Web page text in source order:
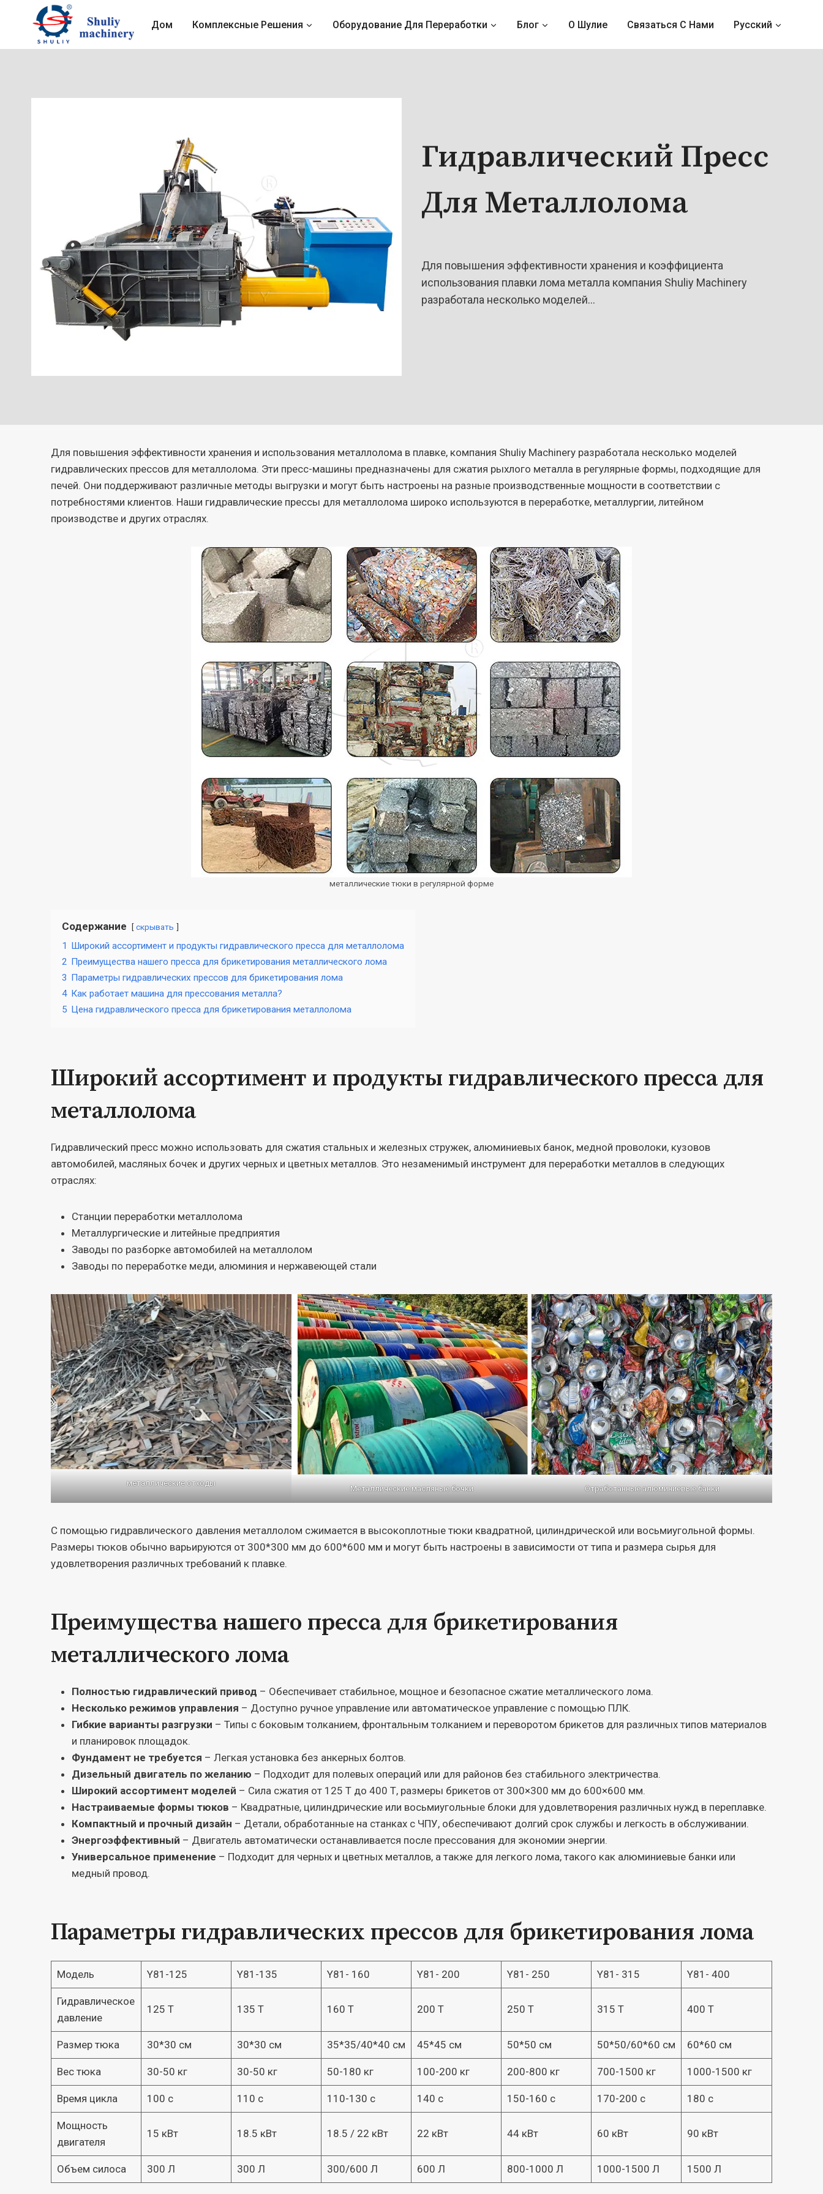
содержимому
Дом Комплексные Решения Оборудование Для Переработки Блог О Шулие Связаться С Нами Русский
Гидравлический Пресс
Для Металлолома
Для повышения эффективности хранения и коэффициента
использования плавки лома металла компания Shuliy Machinery
разработала несколько моделей…
Для повышения эффективности хранения и использования металлолома в плавке, компания Shuliy Machinery разработала несколько моделей
гидравлических прессов для металлолома. Эти пресс-машины предназначены для сжатия рыхлого металла в регулярные формы, подходящие для
печей. Они поддерживают различные методы выгрузки и могут быть настроены на разные производственные мощности в соответствии с
потребностями клиентов. Наши гидравлические прессы для металлолома широко используются в переработке, металлургии, литейном
производстве и других отраслях.
металлические тюки в регулярной форме
Содержание скрывать
1 Широкий ассортимент и продукты гидравлического пресса для металлолома
2 Преимущества нашего пресса для брикетирования металлического лома
3 Параметры гидравлических прессов для брикетирования лома
4 Как работает машина для прессования металла?
5 Цена гидравлического пресса для брикетирования металлолома
Широкий ассортимент и продукты гидравлического пресса для
металлолома
Гидравлический пресс можно использовать для сжатия стальных и железных стружек, алюминиевых банок, медной проволоки, кузовов
автомобилей, масляных бочек и других черных и цветных металлов. Это незаменимый инструмент для переработки металлов в следующих
отраслях:
Станции переработки металлолома
Металлургические и литейные предприятия
Заводы по разборке автомобилей на металлолом
Заводы по переработке меди, алюминия и нержавеющей стали
металлические отходы
Металлические масляные бочки Отработанные алюминиевые банки
С помощью гидравлического давления металлолом сжимается в высокоплотные тюки квадратной, цилиндрической или восьмиугольной формы.
Размеры тюков обычно варьируются от 300*300 мм до 600*600 мм и могут быть настроены в зависимости от типа и размера сырья для
удовлетворения различных требований к плавке.
Преимущества нашего пресса для брикетирования
металлического лома
Полностью гидравлический привод – Обеспечивает стабильное, мощное и безопасное сжатие металлического лома.
Несколько режимов управления – Доступно ручное управление или автоматическое управление с помощью ПЛК.
Гибкие варианты разгрузки – Типы с боковым толканием, фронтальным толканием и переворотом брикетов для различных типов материалов
и планировок площадок.
Фундамент не требуется – Легкая установка без анкерных болтов.
Дизельный двигатель по желанию – Подходит для полевых операций или для районов без стабильного электричества.
Широкий ассортимент моделей – Сила сжатия от 125 Т до 400 Т, размеры брикетов от 300×300 мм до 600×600 мм.
Настраиваемые формы тюков – Квадратные, цилиндрические или восьмиугольные блоки для удовлетворения различных нужд в переплавке.
Компактный и прочный дизайн – Детали, обработанные на станках с ЧПУ, обеспечивают долгий срок службы и легкость в обслуживании.
Энергоэффективный – Двигатель автоматически останавливается после прессования для экономии энергии.
Универсальное применение – Подходит для черных и цветных металлов, а также для легкого лома, такого как алюминиевые банки или
медный провод.
Параметры гидравлических прессов для брикетирования лома
Модель Y81-125 Y81-135 Y81- 160 Y81- 200 Y81- 250 Y81- 315 Y81- 400
Гидравлическое
давление
125 Т 135 Т 160 Т 200 Т 250 Т 315 Т 400 Т
Размер тюка 30*30 см 30*30 см 35*35/40*40 см 45*45 см 50*50 см 50*50/60*60 см 60*60 см
Вес тюка 30-50 кг 30-50 кг 50-180 кг 100-200 кг 200-800 кг 700-1500 кг 1000-1500 кг
Время цикла 100 с 110 с 110-130 с 140 с 150-160 с 170-200 с 180 с
Мощность
двигателя
15 кВт 18.5 кВт 18.5 / 22 кВт 22 кВт 44 кВт 60 кВт 90 кВт
Объем силоса 300 Л 300 Л 300/600 Л 600 Л 800-1000 Л 1000-1500 Л 1500 Л